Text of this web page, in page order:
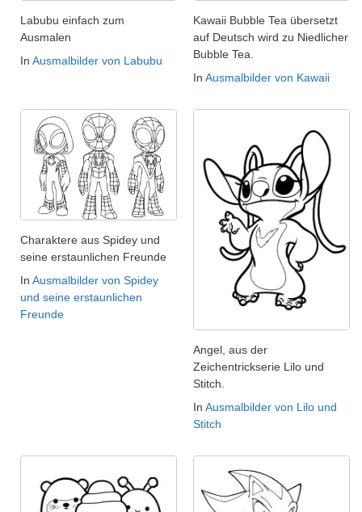
Labubu einfach zum
Ausmalen
In Ausmalbilder von Labubu
Kawaii Bubble Tea übersetzt
auf Deutsch wird zu Niedlicher
Bubble Tea.
In Ausmalbilder von Kawaii
Charaktere aus Spidey und
seine erstaunlichen Freunde
In Ausmalbilder von Spidey
und seine erstaunlichen
Freunde
Angel, aus der
Zeichentrickserie Lilo und
Stitch.
In Ausmalbilder von Lilo und
Stitch